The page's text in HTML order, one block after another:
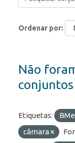
Ordenar por
Não
Etiquetas:
câmara